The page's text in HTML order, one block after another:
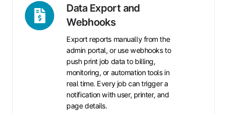
Data Export and
Webhooks
Export reports manually from the
admin portal, or use webhooks to
push print job data to billing,
monitoring, or automation tools in
real time. Every job can trigger a
notification with user, printer, and
page details.
Data
Export
and